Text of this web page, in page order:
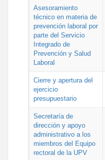
Asesoramiento
técnico en materia de
prevención laboral por
parte del Servicio
Integrado de
Prevención y Salud
Laboral
Cierre y apertura del
ejercicio
presupuestario
Secretaría de
dirección y apoyo
administrativo a los
miembros del Equipo
rectoral de la UPV